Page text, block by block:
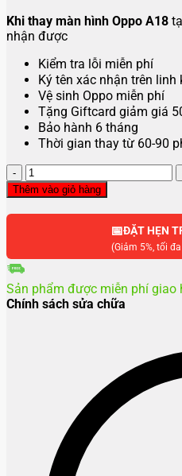
Khi thay màn hình Oppo A18
nhận được
Kiểm tra lỗi miễn phí
Ký tên xác nhận trên linh
Vệ sinh Oppo miễn phí
Tặng Giftcard giảm giá
Bảo hành 6 tháng
Thời gian thay từ 60-90
Thay
màn
hình
Oppo
lượng
Thêm vào giỏ hàng
📅ĐẶT HẸN
(Giảm 5%, tối
Sản phẩm được miễn phí giao
Chính sách sửa chữa